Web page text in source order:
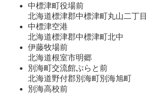
中標津町役場前
北海道標津郡中標津町丸山二丁目
中標津空港
北海道標津郡中標津町北中
伊藤牧場前
北海道根室市明郷
別海町交流館ぷらと前
北海道野付郡別海町別海旭町
別海高校前